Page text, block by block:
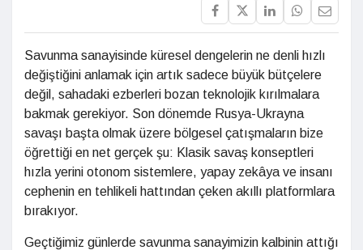
Savunma sanayisinde küresel dengelerin ne denli hızlı
değiştiğini anlamak için artık sadece büyük bütçelere
değil, sahadaki ezberleri bozan teknolojik kırılmalara
bakmak gerekiyor. Son dönemde Rusya-Ukrayna
savaşı başta olmak üzere bölgesel çatışmaların bize
öğrettiği en net gerçek şu: Klasik savaş konseptleri
hızla yerini otonom sistemlere, yapay zekâya ve insanı
cephenin en tehlikeli hattından çeken akıllı platformlara
bırakıyor.
Geçtiğimiz günlerde savunma sanayimizin kalbinin attığı